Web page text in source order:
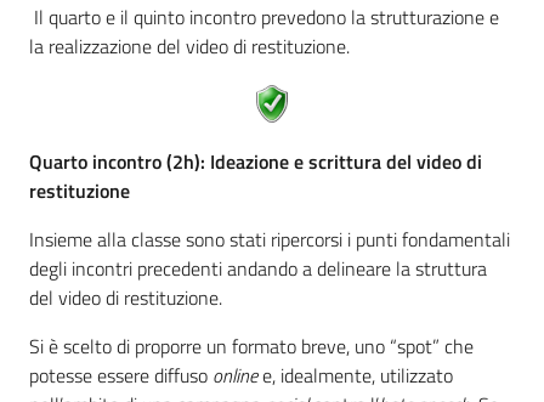
Il quarto e il quinto incontro prevedono la strutturazione e
la realizzazione del video di restituzione.
Quarto incontro (2h): Ideazione e scrittura del video di
restituzione
Insieme alla classe sono stati ripercorsi i punti fondamentali
degli incontri precedenti andando a delineare la struttura
del video di restituzione.
Si è scelto di proporre un formato breve, uno “spot” che
potesse essere diffuso onlinee, idealmente, utilizzato